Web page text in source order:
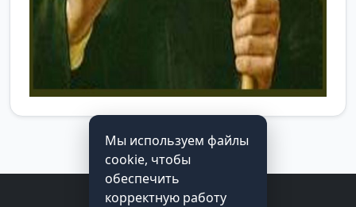
Мы используем файлы
cookie, чтобы
обеспечить
корректную работу